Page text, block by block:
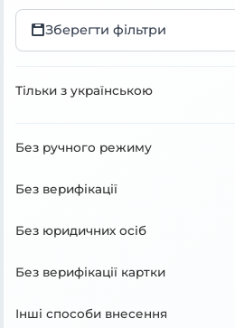
Зберегти фільтри
Тільки з українською
Без ручного режиму
Без верифікації
Без юридичних осіб
Без верифікації картки
Інші способи внесення